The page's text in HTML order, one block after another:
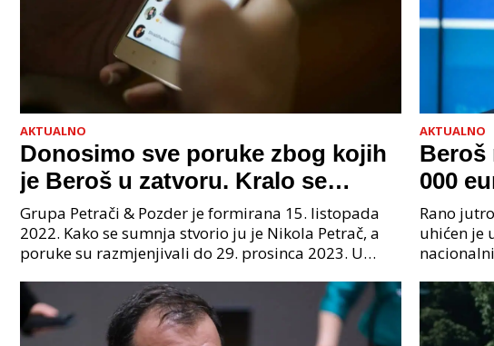
AKTUALNO
Donosimo sve poruke zbog kojih
je Beroš u zatvoru. Kralo se
godinama. Tko će iz vlade biti
sljedeći uhićen?
Grupa Petrači & Pozder je formirana 15. listopada
2022. Kako se sumnja stvorio ju je Nikola Petrač, a
poruke su razmjenjivali do 29. prosinca 2023. U
AKTUALNO
Beroš
000
na
Rano
uhićen je